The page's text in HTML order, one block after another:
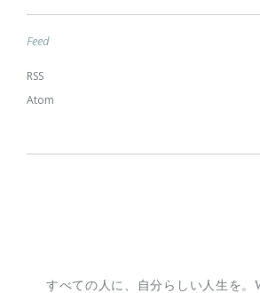
Feed
RSS
Atom
すべての人に、自分らしい人生を。